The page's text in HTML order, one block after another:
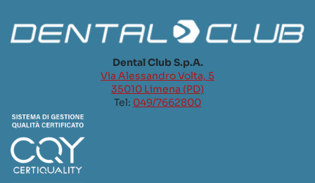
Dental Club S.p.A.
Via Alessandro Volta, 5
35010 Limena (PD)
Tel: 049/7662800